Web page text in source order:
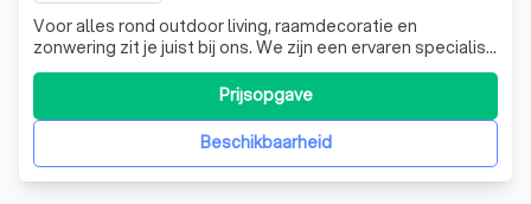
Voor alles rond outdoor living, raamdecoratie en
zonwering zit je juist bij ons. We zijn een ervaren specialist
met kennis van zaken, maar vooral een partner die jou
ondersteunt van A tot Z.
Beschikbaarheid
Prijsopgave